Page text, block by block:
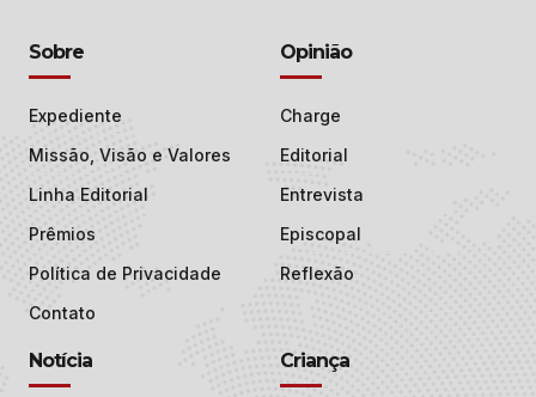
Sobre
Expediente
Missão, Visão e Valores
Linha Editorial
Prêmios
Política de Privacidade
Contato
Opinião
Charge
Editorial
Entrevista
Episcopal
Reflexão
Notícia Criança